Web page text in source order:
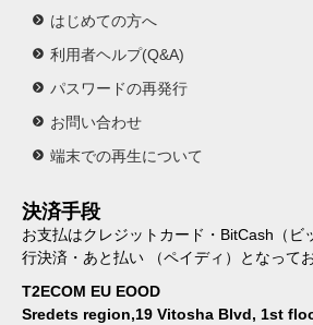
はじめての方へ
利用者ヘルプ(Q&A)
パスワードの再発行
お問い合わせ
端末での再生について
決済手段
お支払はクレジットカード・BitCash（ビ
行決済・あと払い （ペイディ）となってお
T2ECOM EU EOOD
Sredets region,19 Vitosha Blvd, 1st